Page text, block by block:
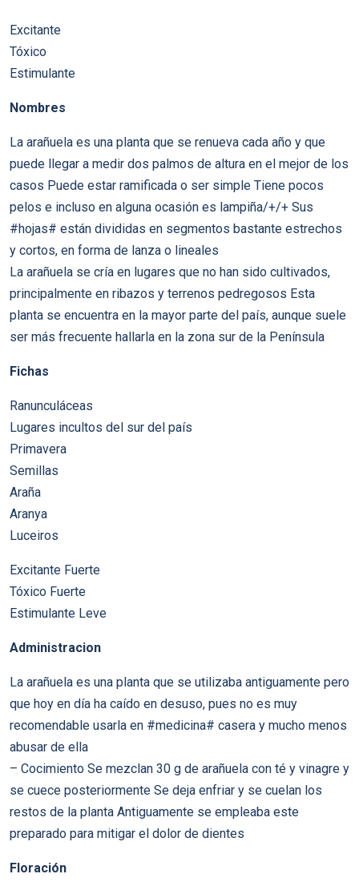
Excitante
Tóxico
Estimulante
Nombres
La arañuela es una planta que se renueva cada año y que
puede llegar a medir dos palmos de altura en el mejor de los
casos Puede estar ramificada o ser simple Tiene pocos
pelos e incluso en alguna ocasión es lampiña/+/+ Sus
#hojas# están divididas en segmentos bastante estrechos
y cortos, en forma de lanza o lineales
La arañuela se cría en lugares que no han sido cultivados,
principalmente en ribazos y terrenos pedregosos Esta
planta se encuentra en la mayor parte del país, aunque suele
ser más frecuente hallarla en la zona sur de la Península
Fichas
Ranunculáceas
Lugares incultos del sur del país
Primavera
Semillas
Araña
Aranya
Luceiros
Excitante Fuerte
Tóxico Fuerte
Estimulante Leve
Administracion
La arañuela es una planta que se utilizaba antiguamente pero
que hoy en día ha caído en desuso, pues no es muy
recomendable usarla en #medicina# casera y mucho menos
abusar de ella
– Cocimiento Se mezclan 30 g de arañuela con té y vinagre y
se cuece posteriormente Se deja enfriar y se cuelan los
restos de la planta Antiguamente se empleaba este
preparado para mitigar el dolor de dientes
Floración